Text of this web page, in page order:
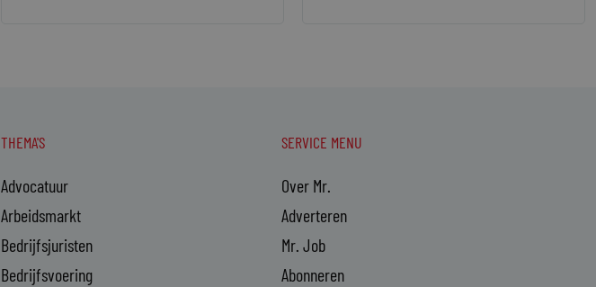
THEMA'S
Advocatuur
Arbeidsmarkt
Bedrijfsjuristen
Bedrijfsvoering
SERVICE MENU
Over Mr.
Adverteren
Mr. Job
Abonneren